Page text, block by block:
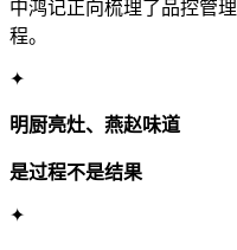
中鸿记正向梳理了品控管
程。
✦
明厨亮灶、燕赵味道
是过程不是结果
✦